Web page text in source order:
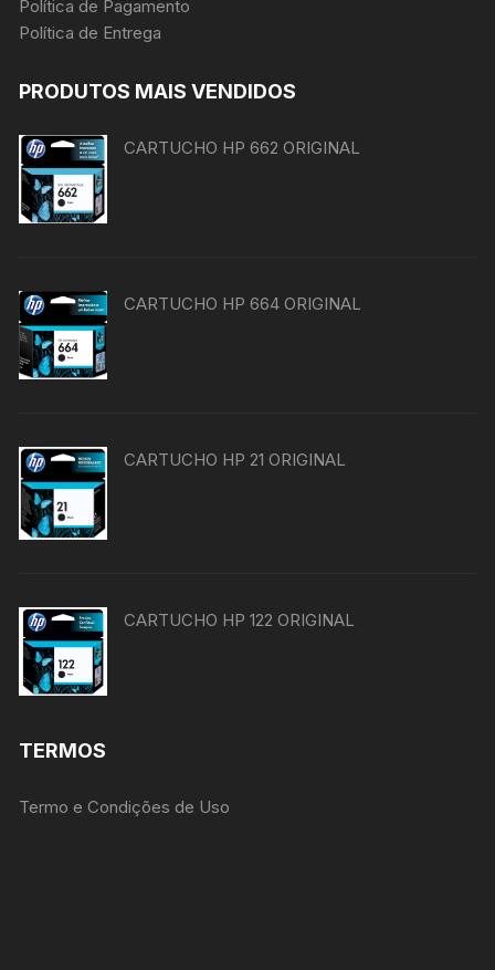
Política de Pagamento
Política de Entrega
PRODUTOS MAIS VENDIDOS
CARTUCHO HP 662 ORIGINAL
CARTUCHO HP 664 ORIGINAL
CARTUCHO HP 21 ORIGINAL
CARTUCHO HP 122 ORIGINAL
TERMOS
Termo e Condições de Uso